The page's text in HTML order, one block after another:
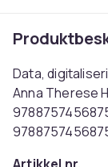
Data,
Anna Therese